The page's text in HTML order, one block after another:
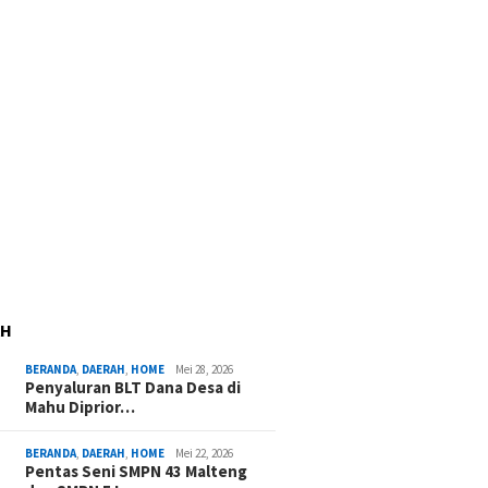
BERANDA DAERAH HOME Mei 28, 2026
Penyaluran BLT Dana Desa di
Mahu Diprior…
BERANDA DAERAH HOME Mei 22, 2026
Pentas Seni SMPN 43 Malteng